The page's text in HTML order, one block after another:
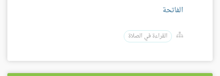
الفاتحة
القراءة في الصلاة